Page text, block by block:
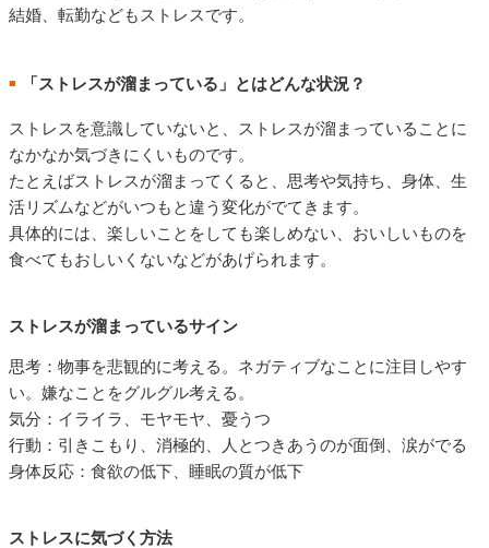
結婚、転勤などもストレスです。
■ 「ストレスが溜まっている」とはどんな状況？
ストレスを意識していないと、ストレスが溜まっていることに
なかなか気づきにくいものです。
たとえばストレスが溜まってくると、思考や気持ち、身体、生
活リズムなどがいつもと違う変化がでてきます。
具体的には、楽しいことをしても楽しめない、おいしいものを
食べてもおしいくないなどがあげられます。
ストレスが溜まっているサイン
思考：物事を悲観的に考える。ネガティブなことに注目しやす
い。嫌なことをグルグル考える。
気分：イライラ、モヤモヤ、憂うつ
行動：引きこもり、消極的、人とつきあうのが面倒、涙がでる
身体反応：食欲の低下、睡眠の質が低下
ストレスに気づく方法